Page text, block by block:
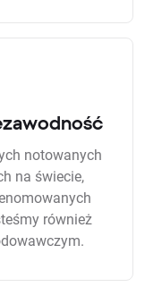
notowanych
na świecie,
również